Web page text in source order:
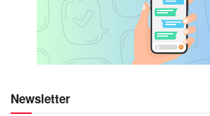
Newsletter